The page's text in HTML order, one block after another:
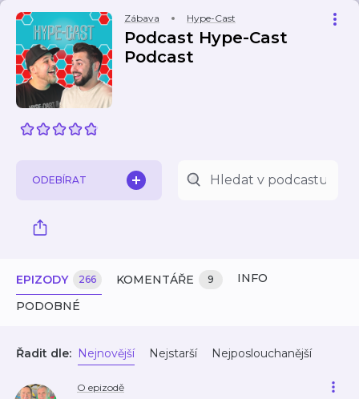
Zábava Hype-Cast
Podcast Hype-Cast
Podcast
ODEBÍRAT
EPIZODY 266 KOMENTÁŘE 9
INFO
PODOBNÉ
Řadit dle: Nejnovější Nejstarší Nejposlouchanější
O epizodě